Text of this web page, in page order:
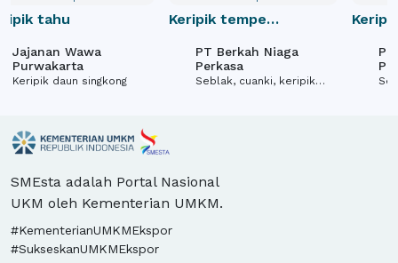
tahu
Jajanan Wawa
Purwakarta
Keripik daun singkong
Keripik tempe
PT Berkah Niaga
Perkasa
Seblak, cuanki, keripik
SMEsta adalah Portal Nasional
UKM oleh Kementerian UMKM.
#KementerianUMKMEkspor
#SukseskanUMKMEkspor